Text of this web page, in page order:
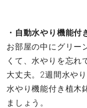
・自動水やり機能付
お部屋の中にグリー
くて、水やりを忘れ
大丈夫。2週間水や
水やり機能付き植木
ましょう。